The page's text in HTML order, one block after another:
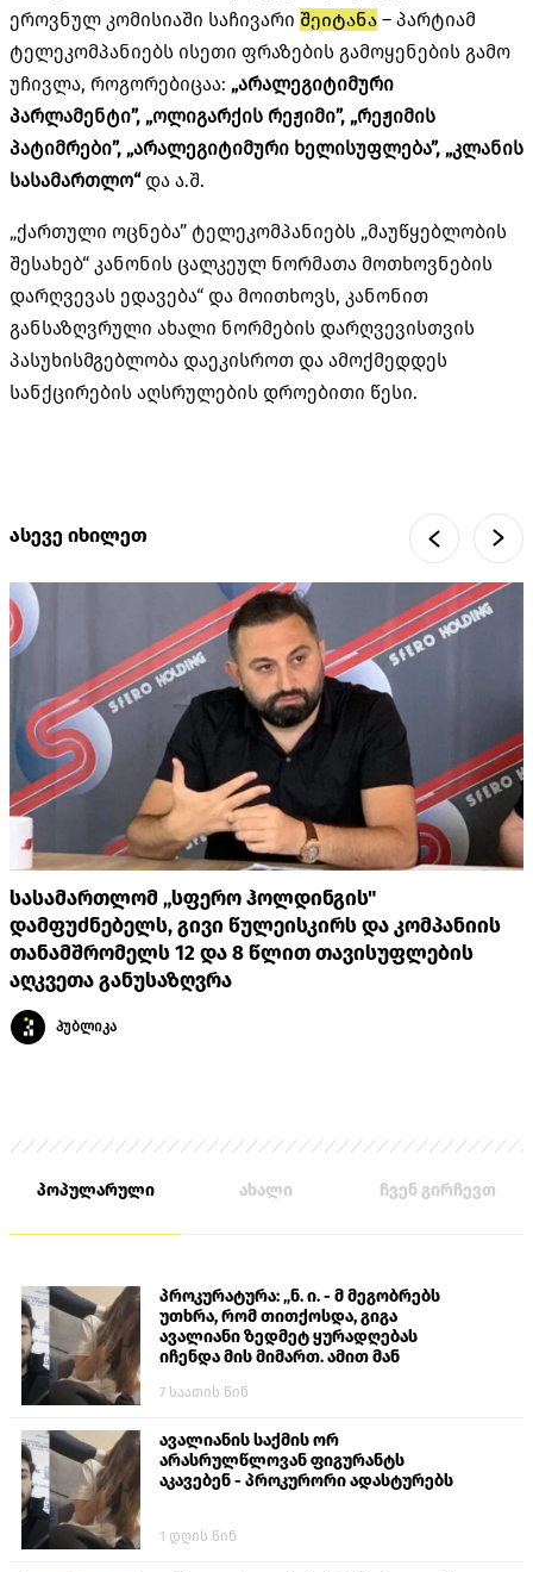
ეროვნულ კომისიაში საჩივარი შეიტანა – პარტიამ
ტელეკომპანიებს ისეთი ფრაზების გამოყენების გამო
უჩივლა, როგორებიცაა: „არალეგიტიმური
პარლამენტი”, „ოლიგარქის რეჟიმი”, „რეჟიმის
პატიმრები”, „არალეგიტიმური ხელისუფლება”, „კლანის
სასამართლო“და ა.შ.
„ქართული ოცნება” ტელეკომპანიებს „მაუწყებლობის
შესახებ“ კანონის ცალკეულ ნორმათა მოთხოვნების
დარღვევას ედავება“ და მოითხოვს, კანონით
განსაზღვრული ახალი ნორმების დარღვევისთვის
პასუხისმგებლობა დაეკისროთ და ამოქმედდეს
სანქცირების აღსრულების დროებითი წესი.
ასევე იხილეთ
სასამართლომ „სფერო ჰოლდინგის"
დამფუძნებელს, გივი წულეისკირს და კომპანიის
თანამშრომელს 12 და 8 წლით თავისუფლების
აღკვეთა განუსაზღვრა
პუბლიკა
პოპულარული ახალი ჩვენ გირჩევთ
პროკურატურა: „ნ. ი. - მ მეგობრებს
უთხრა, რომ თითქოსდა, გიგა
ავალიანი ზედმეტ ყურადღებას
იჩენდა მის მიმართ. ამით მან
თავს დასხმოდა გიგა ავალიანს“
7 საათის წინ
ავალიანის საქმის ორ
არასრულწლოვან ფიგურანტს
აკავებენ - პროკურორი ადასტურებს
1 დღის წინ